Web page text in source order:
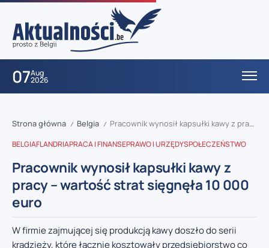
07Aug
2026
Strona główna / Belgia / Pracownik wynosił kapsułki kawy z pracy – wartość strat sięgnęła 10 000 euro
BELGIAFLANDRIAPRACA I FINANSEPRAWO I URZĘDYSPOŁECZEŃSTWO
Pracownik wynosił kapsułki kawy z
pracy – wartość strat sięgnęła 10 000
euro
W firmie zajmującej się produkcją kawy doszło do serii
kradzieży, które łącznie kosztowały przedsiębiorstwo co